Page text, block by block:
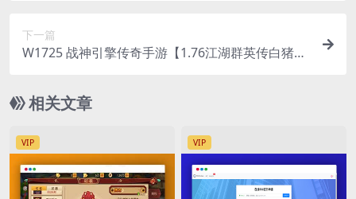
下一篇
W1725 战神引擎传奇手游【1.76江湖群英传白猪
授权物品后台+详细搭建教程
相关文章
VIP VIP